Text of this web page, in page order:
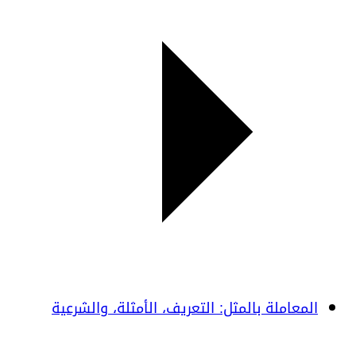
المعاملة بالمثل: التعريف، الأمثلة، والشرعية